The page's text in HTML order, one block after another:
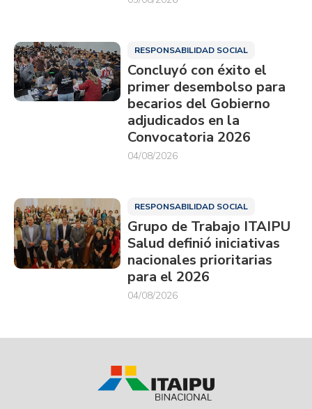
RESPONSABILIDAD SOCIAL
Concluyó con éxito el
primer desembolso para
becarios del Gobierno
adjudicados en la
Convocatoria 2026
04/08/2026
RESPONSABILIDAD SOCIAL
Grupo de Trabajo ITAIPU
Salud definió iniciativas
nacionales prioritarias
para el 2026
04/08/2026